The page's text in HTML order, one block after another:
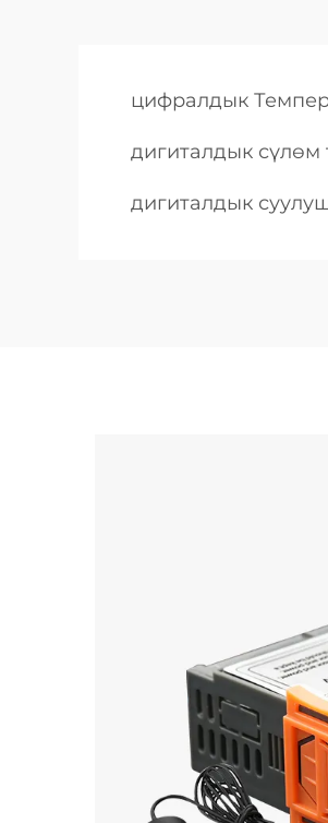
цифралдык
дигиталдык сүлөм
дигиталдык